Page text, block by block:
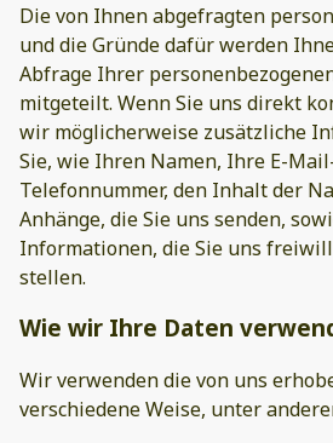
Die von Ihnen abgefragten
und die Gründe dafür werden
Abfrage Ihrer
mitgeteilt. Wenn Sie uns direkt
wir möglicherweise zusätzliche
Sie, wie Ihren Namen, Ihre E-
Telefonnummer, den Inhalt der
Anhänge, die Sie uns senden,
Informationen, die Sie uns
stellen.
Wie wir Ihre Daten
Wir verwenden die von uns
verschiedene Weise, unter